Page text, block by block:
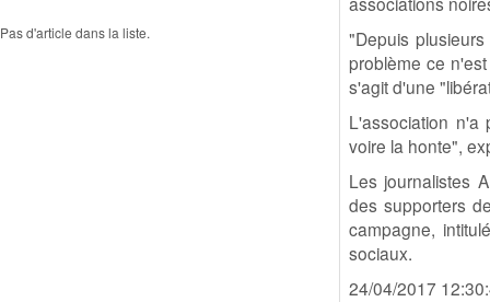
"Depuis
problème ce
s'agit d'une
L'association n'a
voire la honte",
Les journalistes
des supporters
campagne,
sociaux.
24/04/2017
Pas d'article dans la liste.